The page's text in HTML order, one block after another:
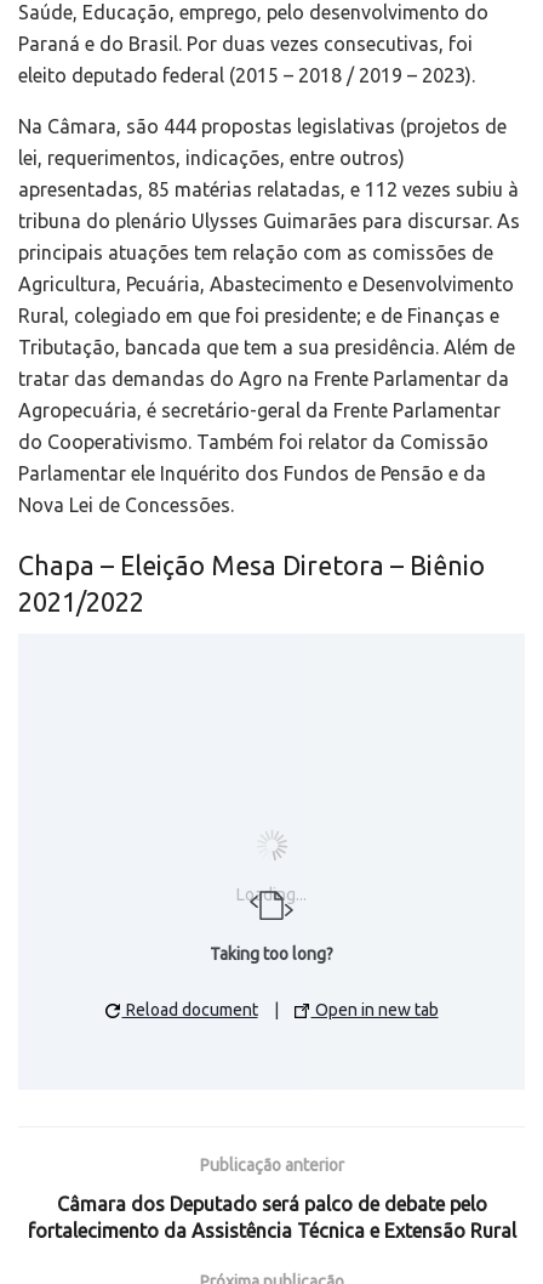
Saúde, Educação, emprego, pelo desenvolvimento do
Paraná e do Brasil. Por duas vezes consecutivas, foi
eleito deputado federal (2015 – 2018 / 2019 – 2023).
Na Câmara, são 444 propostas legislativas (projetos de
lei, requerimentos, indicações, entre outros)
apresentadas, 85 matérias relatadas, e 112 vezes subiu à
tribuna do plenário Ulysses Guimarães para discursar. As
principais atuações tem relação com as comissões de
Agricultura, Pecuária, Abastecimento e Desenvolvimento
Rural, colegiado em que foi presidente; e de Finanças e
Tributação, bancada que tem a sua presidência. Além de
tratar das demandas do Agro na Frente Parlamentar da
Agropecuária, é secretário-geral da Frente Parlamentar
do Cooperativismo. Também foi relator da Comissão
Parlamentar ele Inquérito dos Fundos de Pensão e da
Nova Lei de Concessões.
Chapa – Eleição Mesa Diretora – Biênio
2021/2022
Loading...
Taking too long?
Reload document Open in new tab
Publicação anterior
Câmara dos Deputado será palco de debate pelo
fortalecimento da Assistência Técnica e Extensão Rural